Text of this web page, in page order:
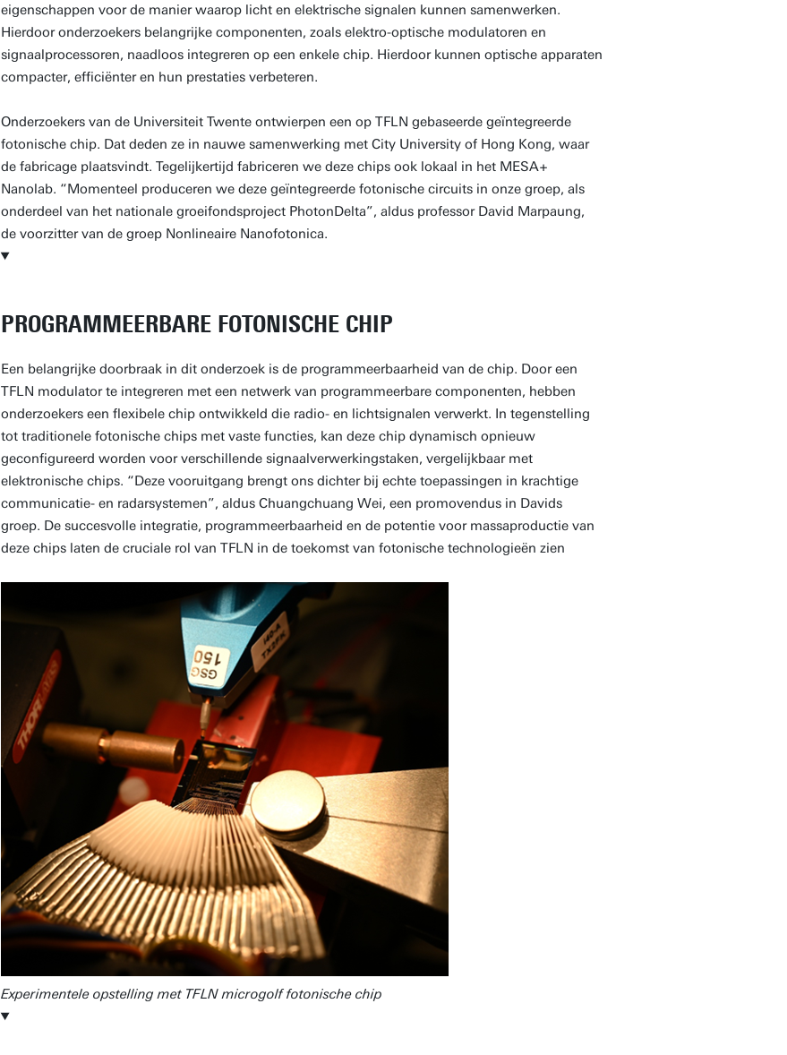
eigenschappen voor de manier waarop licht en elektrische signalen kunnen samenwerken.
Hierdoor onderzoekers belangrijke componenten, zoals elektro-optische modulatoren en
signaalprocessoren, naadloos integreren op een enkele chip. Hierdoor kunnen optische apparaten
compacter, efficiënter en hun prestaties verbeteren.
Onderzoekers van de Universiteit Twente ontwierpen een op TFLN gebaseerde geïntegreerde
fotonische chip. Dat deden ze in nauwe samenwerking met City University of Hong Kong, waar
de fabricage plaatsvindt. Tegelijkertijd fabriceren we deze chips ook lokaal in het MESA+
Nanolab. “Momenteel produceren we deze geïntegreerde fotonische circuits in onze groep, als
onderdeel van het nationale groeifondsproject PhotonDelta”, aldus professor David Marpaung,
de voorzitter van de groep Nonlineaire Nanofotonica.
PROGRAMMEERBARE FOTONISCHE CHIP
Een belangrijke doorbraak in dit onderzoek is de programmeerbaarheid van de chip. Door een
TFLN modulator te integreren met een netwerk van programmeerbare componenten, hebben
onderzoekers een flexibele chip ontwikkeld die radio- en lichtsignalen verwerkt. In tegenstelling
tot traditionele fotonische chips met vaste functies, kan deze chip dynamisch opnieuw
geconfigureerd worden voor verschillende signaalverwerkingstaken, vergelijkbaar met
elektronische chips. “Deze vooruitgang brengt ons dichter bij echte toepassingen in krachtige
communicatie- en radarsystemen”, aldus Chuangchuang Wei, een promovendus in Davids
groep. De succesvolle integratie, programmeerbaarheid en de potentie voor massaproductie van
deze chips laten de cruciale rol van TFLN in de toekomst van fotonische technologieën zien
Experimentele opstelling met TFLN microgolf fotonische chip